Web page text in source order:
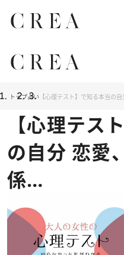
トップ占い 【心理テスト】で知る本当の
【心理テス
の自分 恋愛
係…